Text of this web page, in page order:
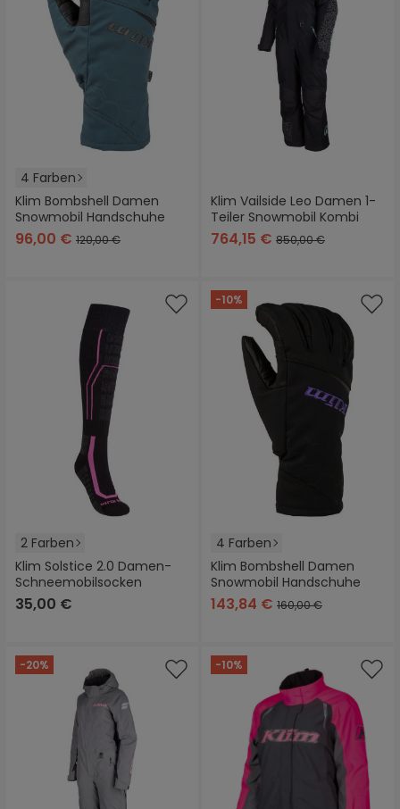
4 Farben
Klim Bombshell Damen
Snowmobil Handschuhe
96,00 € 120,00 €
Klim Vailside Leo Damen 1-
Teiler Snowmobil Kombi
764,15 € 850,00 €
2 Farben
Klim Solstice 2.0 Damen-
Schneemobilsocken
35,00 €
-10%
4 Farben
Klim Bombshell Damen
Snowmobil Handschuhe
143,84 € 160,00 €
-20% -10%